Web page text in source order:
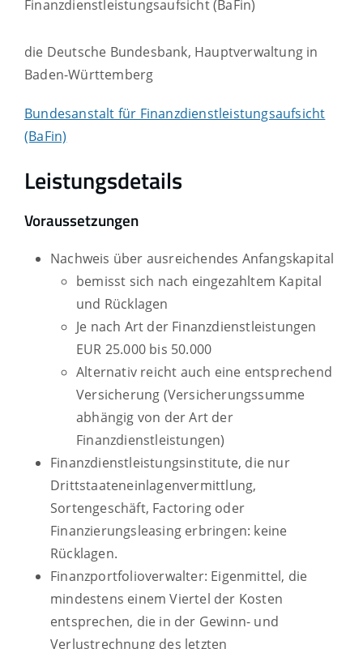
Finanzdienstleistungsaufsicht (BaFin)
die Deutsche Bundesbank, Hauptverwaltung in
Baden-Württemberg
Bundesanstalt für Finanzdienstleistungsaufsicht
(BaFin)
Leistungsdetails
Voraussetzungen
Nachweis über ausreichendes Anfangskapital
bemisst sich nach eingezahltem Kapital
und Rücklagen
Je nach Art der Finanzdienstleistungen
EUR 25.000 bis 50.000
Alternativ reicht auch eine entsprechend
Versicherung (Versicherungssumme
abhängig von der Art der
Finanzdienstleistungen)
Finanzdienstleistungsinstitute, die nur
Drittstaateneinlagenvermittlung,
Sortengeschäft, Factoring oder
Finanzierungsleasing erbringen: keine
Rücklagen.
Finanzportfolioverwalter: Eigenmittel, die
mindestens einem Viertel der Kosten
entsprechen, die in der Gewinn- und
Verlustrechnung des letzten